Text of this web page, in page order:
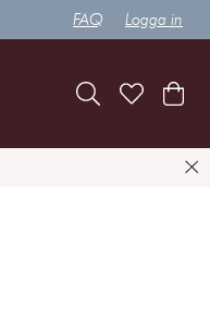
FAQ Logga in